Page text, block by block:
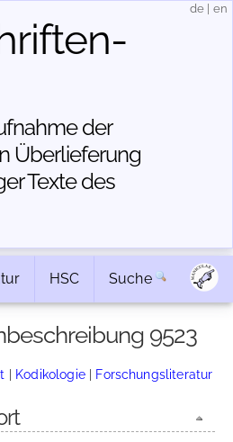
der
Über­lieferung
Texte des
de en
HSC Suche
9523
| Kodikologie| Forschungsliteratur